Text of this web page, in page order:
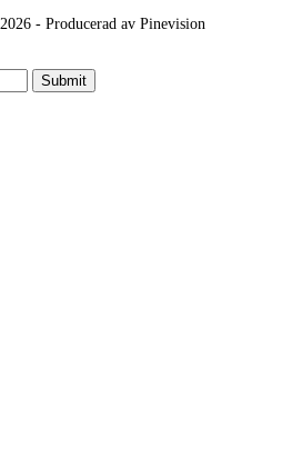
2026 - Producerad av Pinevision
Submit